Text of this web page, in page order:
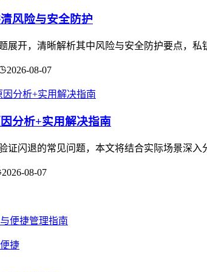
风险与安全防护
展开，清晰解析其中风险与安全防护要点，
2026-08-07
分析+实用解决指南
证闪退的常见问题，本文将结合实际场景深
2026-08-07
捷